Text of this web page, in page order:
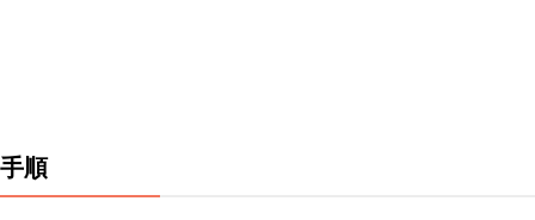
手順